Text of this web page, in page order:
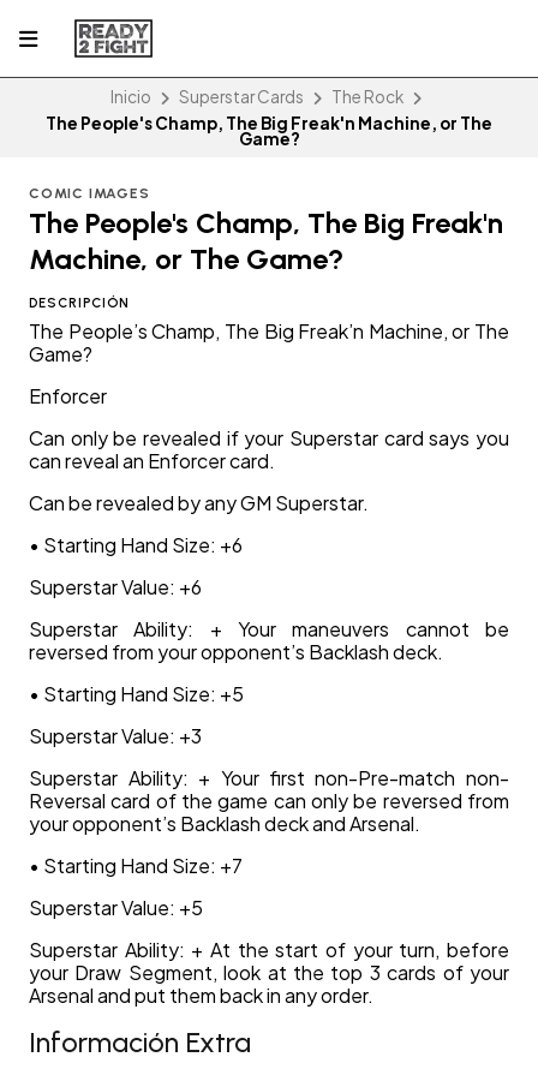
Inicio Superstar Cards
The Rock
The People's Champ, The Big Freak'n Machine, or The
Game?
COMIC IMAGES
The People's Champ, The Big Freak'n
Machine, or The Game?
DESCRIPCIÓN
The People’s Champ, The Big Freak’n Machine, or The
Game?
Enforcer
Can only be revealed if your Superstar card says you
can reveal an Enforcer card.
Can be revealed by any GM Superstar.
• Starting Hand Size: +6
Superstar Value: +6
Superstar Ability: + Your maneuvers cannot be
reversed from your opponent’s Backlash deck.
• Starting Hand Size: +5
Superstar Value: +3
Superstar Ability: + Your first non-Pre-match non-
Reversal card of the game can only be reversed from
your opponent’s Backlash deck and Arsenal.
• Starting Hand Size: +7
Superstar Value: +5
Superstar Ability: + At the start of your turn, before
your Draw Segment, look at the top 3 cards of your
Arsenal and put them back in any order.
Información Extra